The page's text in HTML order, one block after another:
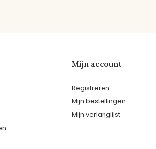
Mijn account
Registreren
Mijn bestellingen
Mijn verlanglijst